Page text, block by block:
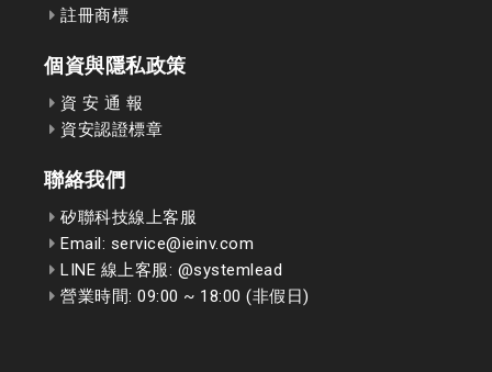
註冊商標
個資與隱私政策
資 安 通 報
資安認證標章
聯絡我們
矽聯科技線上客服
Email: service@ieinv.com
LINE 線上客服: @systemlead
營業時間: 09:00 ~ 18:00 (非假日)